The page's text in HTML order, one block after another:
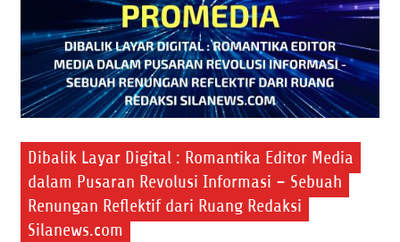
Dibalik Layar Digital : Romantika Editor Media
dalam Pusaran Revolusi Informasi – Sebuah
Renungan Reflektif dari Ruang Redaksi
Silanews.com